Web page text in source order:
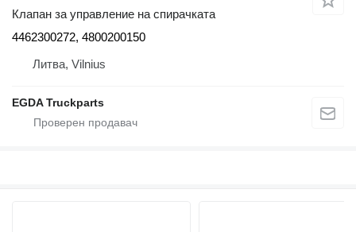
Клапан за управление на спирачката
4462300272, 4800200150
Литва, Vilnius
EGDA Truckparts